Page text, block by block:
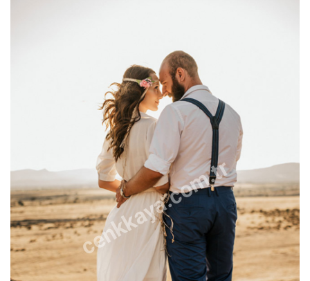
cenkkaya.com.tr